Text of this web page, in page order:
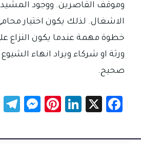
وموقف القاصرين. ووجود
الاشغال. لذلك يكون اختيار
خطوة مهمة عندما يكون النزاع
ورثة او شركاء ويراد انهاء
صحيح.
Fa
e
X
Li
e
Pi
er
M
se